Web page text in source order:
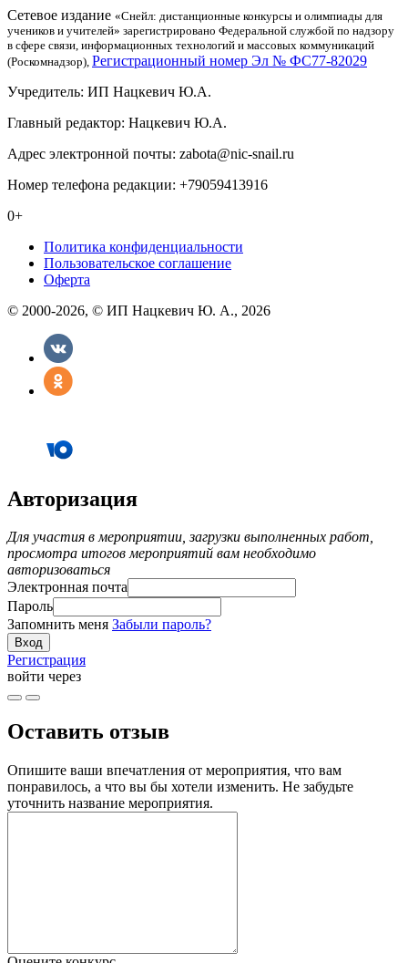
Сетевое издание «Снейл: дистанционные конкурсы и олимпиады для
учеников и учителей» зарегистрировано Федеральной службой по надзору
в сфере связи, информационных технологий и массовых коммуникаций
(Роскомнадзор), Регистрационный номер Эл № ФС77-82029
Учредитель: ИП Нацкевич Ю.А.
Главный редактор: Нацкевич Ю.А.
Адрес электронной почты: zabota@nic-snail.ru
Номер телефона редакции: +79059413916
0+
Политика конфиденциальности
Пользовательское соглашение
Оферта
© 2000-2026, © ИП Нацкевич Ю. А., 2026
Авторизация
Для участия в мероприятии, загрузки выполненных работ,
просмотра итогов мероприятий вам необходимо
авторизоваться
Электронная почта
Пароль
Запомнить меня Забыли пароль?
Регистрация
войти через
Оставить отзыв
Опишите ваши впечатления от мероприятия, что вам
понравилось, а что вы бы хотели изменить. Не забудьте
уточнить название мероприятия.